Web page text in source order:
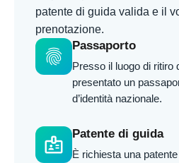
patente di guida valida e il
prenotazione.
fingerprint
Passaporto
Presso il luogo di ritiro
presentato un
d’identità nazionale.
badge
Patente di guida
È richiesta una